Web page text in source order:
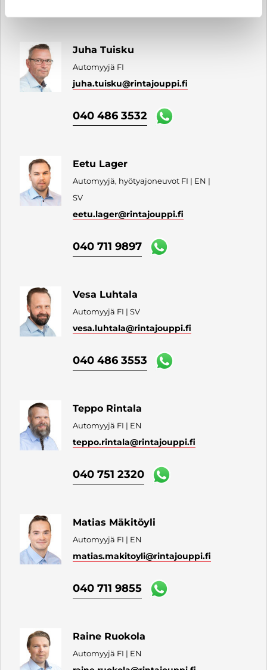
Juha Tuisku
Automyyjä FI
juha.tuisku@rintajouppi.fi
040 486 3532
Eetu Lager
Automyyjä, hyötyajoneuvot FI | EN |
SV
eetu.lager@rintajouppi.fi
040 711 9897
Vesa Luhtala
Automyyjä FI | SV
vesa.luhtala@rintajouppi.fi
040 486 3553
Teppo Rintala
Automyyjä FI | EN
teppo.rintala@rintajouppi.fi
040 751 2320
Matias Mäkitöyli
Automyyjä FI | EN
matias.makitoyli@rintajouppi.fi
040 711 9855
Raine Ruokola
Automyyjä FI | EN